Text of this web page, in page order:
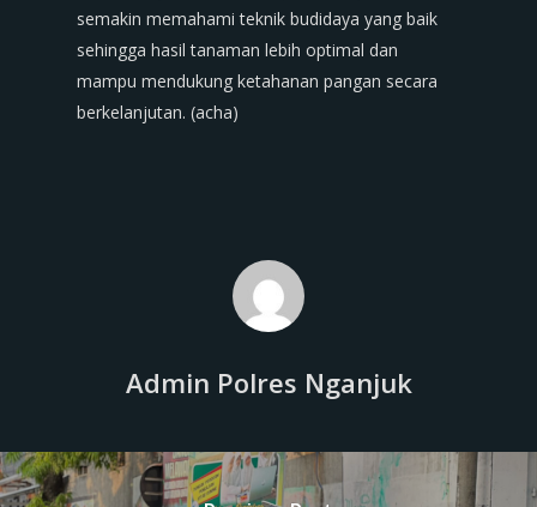
semakin memahami teknik budidaya yang baik
sehingga hasil tanaman lebih optimal dan
mampu mendukung ketahanan pangan secara
berkelanjutan. (acha)
Admin Polres Nganjuk